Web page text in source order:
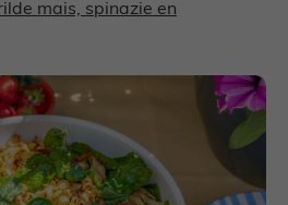
mais, spinazie en